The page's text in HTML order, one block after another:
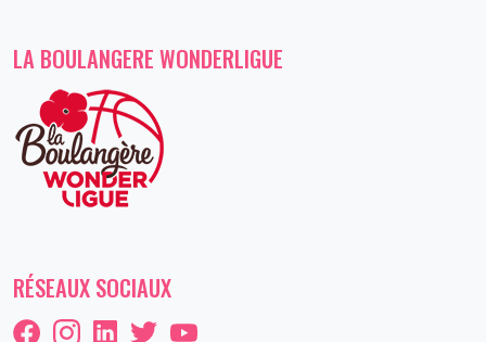
LA BOULANGERE WONDERLIGUE
RÉSEAUX SOCIAUX